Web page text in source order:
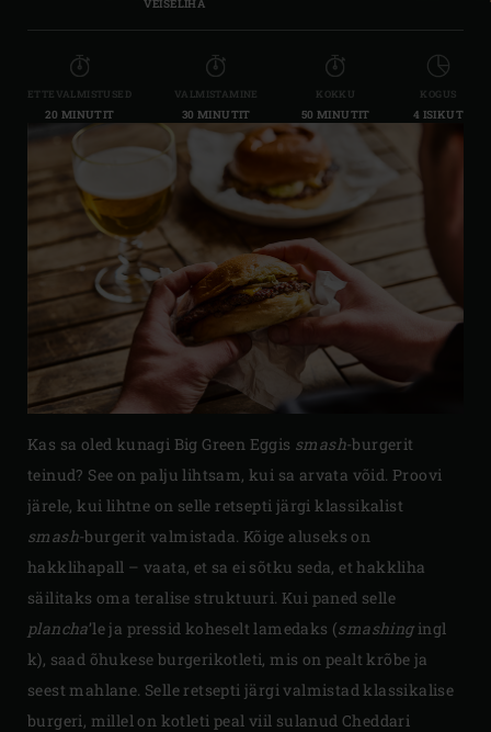
VEISELIHA
ETTEVALMISTUSED
20 MINUTIT
VALMISTAMINE
30 MINUTIT
KOKKU
50 MINUTIT
KOGUS
4 ISIKUT
Kas sa oled kunagi Big Green Eggis smash-burgerit
teinud? See on palju lihtsam, kui sa arvata võid. Proovi
järele, kui lihtne on selle retsepti järgi klassikalist
smash-burgerit valmistada. Kõige aluseks on
hakklihapall – vaata, et sa ei sõtku seda, et hakkliha
säilitaks oma teralise struktuuri. Kui paned selle
plancha’le ja pressid koheselt lamedaks (smashing ingl
k), saad õhukese burgerikotleti, mis on pealt krõbe ja
seest mahlane. Selle retsepti järgi valmistad klassikalise
burgeri, millel on kotleti peal viil sulanud Cheddari